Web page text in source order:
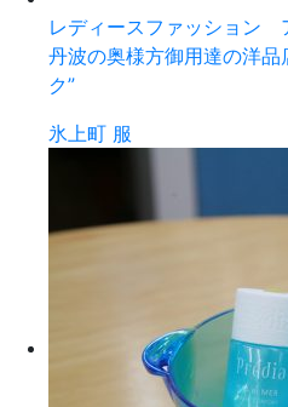
レディースファッション
丹波の奥様方御用達の洋品
ク”
氷上町 服